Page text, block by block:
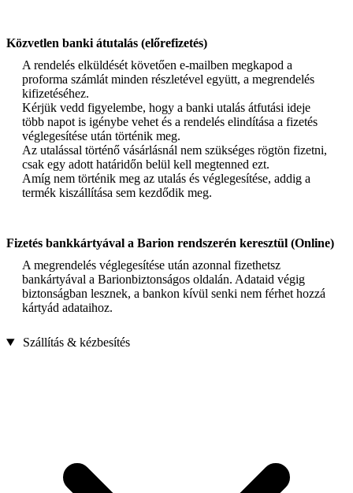
Közvetlen banki átutalás (előrefizetés)
A rendelés elküldését követően e-mailben megkapod a
proforma számlát minden részletével együtt, a megrendelés
kifizetéséhez.
Kérjük vedd figyelembe, hogy a banki utalás átfutási ideje
több napot is igénybe vehet és a rendelés elindítása a fizetés
véglegesítése után történik meg.
Az utalással történő vásárlásnál nem szükséges rögtön fizetni,
csak egy adott határidőn belül kell megtenned ezt.
Amíg nem történik meg az utalás és véglegesítése, addig a
termék kiszállítása sem kezdődik meg.
Fizetés bankkártyával a Barion rendszerén keresztül (Online)
A megrendelés véglegesítése után azonnal fizethetsz
bankártyával a Barionbiztonságos oldalán. Adataid végig
biztonságban lesznek, a bankon kívül senki nem férhet hozzá
kártyád adataihoz.
Szállítás & kézbesítés